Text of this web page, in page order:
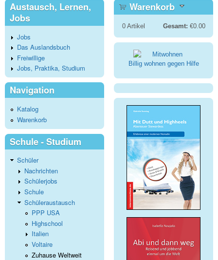
Austausch, Lernen,
Jobs
Jobs
Das Auslandsbuch
Freiwillige
Jobs, Praktika, Studium
Navigation
Katalog
Warenkorb
Schule - Studium
Schüler
Nachrichten
Schülerjobs
Schule
Schüleraustausch
PPP USA
Highschool
Italien
Voltaire
Zuhause Weltweit
Warenkorb
0Artikel Gesamt: €0.00
Billig wohnen gegen Hilfe